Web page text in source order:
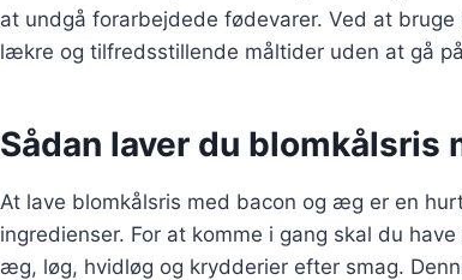
at undgå forarbejdede fødevarer. Ved at
lækre og tilfredsstillende måltider uden at gå
Sådan laver du blomkålsris
At lave blomkålsris med bacon og æg er en
ingredienser. For at komme i gang skal du
æg, løg, hvidløg og krydderier efter smag.